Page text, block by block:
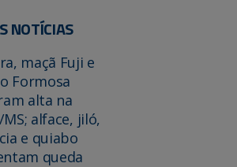
NOTÍCIAS
maçã Fuji e
Formosa
alta na
MS; alface, jiló,
e quiabo
queda